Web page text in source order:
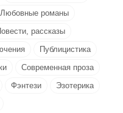
Любовные романы
рассказы
Публицистика
Современная проза
Фэнтези
Эзотерика